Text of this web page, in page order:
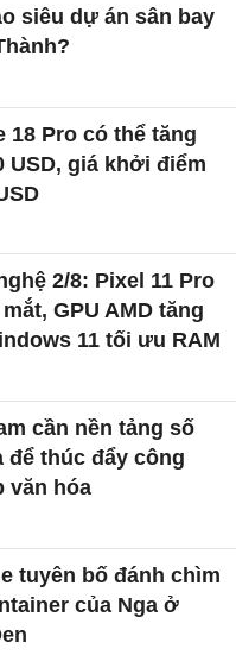
siêu dự án sân bay
18 Pro có thể tăng
USD, giá khởi điểm
2/8: Pixel 11 Pro
GPU AMD tăng
11 tối ưu RAM
cần nền tảng số
để thúc đẩy công
văn hóa
tuyên bố đánh chìm
của Nga ở